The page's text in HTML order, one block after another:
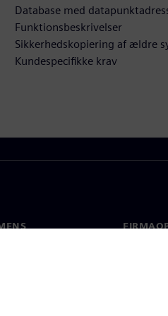
Database med
Funktionsbeskrivelser
Sikkerhedskopiering af ældre
Kundespecifikke krav